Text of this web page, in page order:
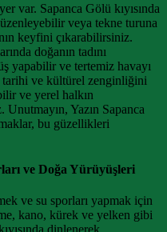
var. Sapanca Gölü kıyısında
veya tekne turuna
keyfini çıkarabilirsiniz.
doğanın tadını
yapabilir ve tertemiz havayı
tarihi ve kültürel zenginliğini
ve yerel halkın
Unutmayın, Yazın Sapanca
bu güzellikleri
ve Doğa Yürüyüşleri
ve su sporları yapmak için
kano, kürek ve yelken gibi
dinlenerek